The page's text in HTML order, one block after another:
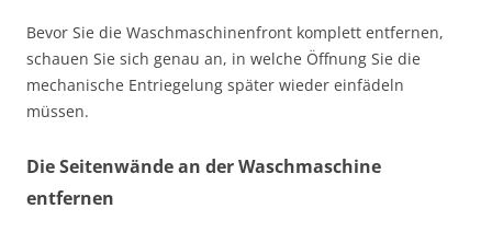
Bevor Sie die Waschmaschinenfront komplett entfernen,
schauen Sie sich genau an, in welche Öffnung Sie die
mechanische Entriegelung später wieder einfädeln
müssen.
Die Seitenwände an der Waschmaschine
entfernen